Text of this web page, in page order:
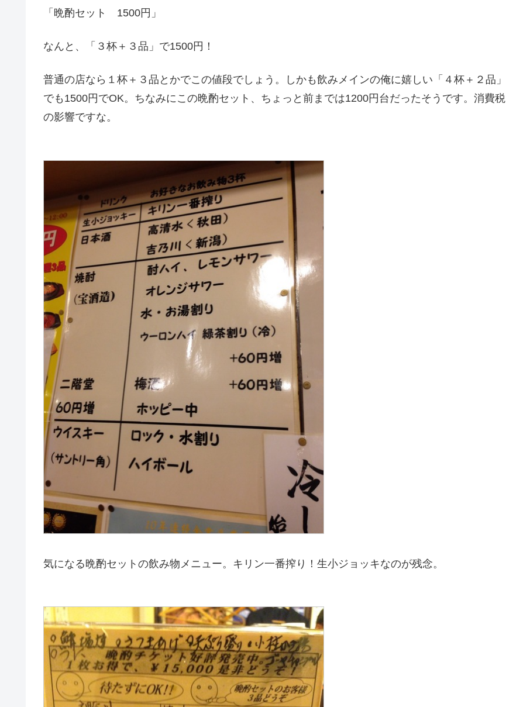
「晩酌セット 1500円」
なんと、「３杯＋３品」で1500円！
普通の店なら１杯＋３品とかでこの値段でしょう。しかも飲みメインの俺に嬉しい「４杯＋２品」
でも1500円でOK。ちなみにこの晩酌セット、ちょっと前までは1200円台だったそうです。消費税
の影響ですな。
気になる晩酌セットの飲み物メニュー。キリン一番搾り！生小ジョッキなのが残念。